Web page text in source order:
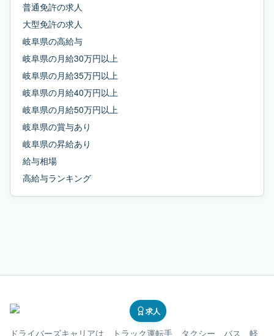
普通免許の求人
大型免許の求人
岐阜県の高給与
岐阜県の月給30万円以上
岐阜県の月給35万円以上
岐阜県の月給40万円以上
岐阜県の月給50万円以上
岐阜県の賞与あり
岐阜県の昇給あり
給与相場
高給与ランキング
求人
ドライバーズキャリアは、トラック運転手、タクシー、バス、軽